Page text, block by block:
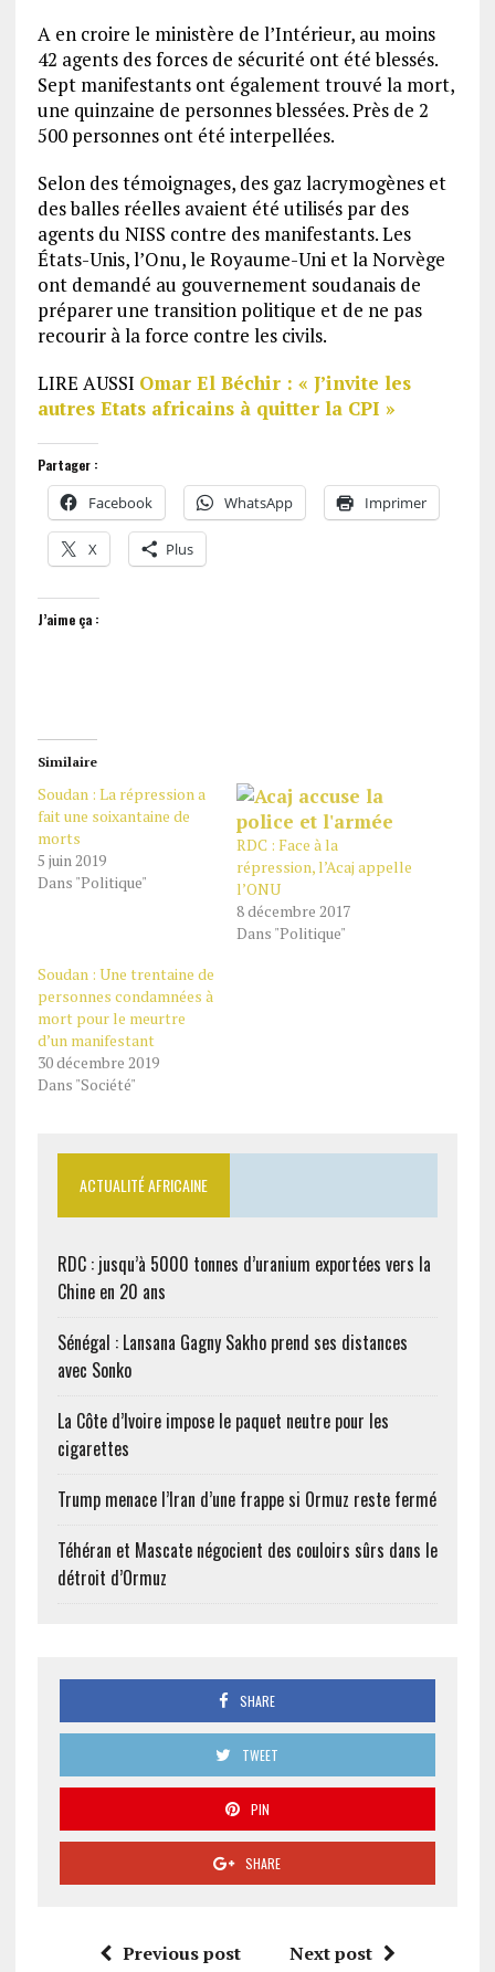
A en croire le ministère de l’Intérieur, au moins
42 agents des forces de sécurité ont été blessés.
Sept manifestants ont également trouvé la mort,
une quinzaine de personnes blessées. Près de 2
500 personnes ont été interpellées.
Selon des témoignages, des gaz lacrymogènes et
des balles réelles avaient été utilisés par des
agents du NISS contre des manifestants. Les
États-Unis, l’Onu, le Royaume-Uni et la Norvège
ont demandé au gouvernement soudanais de
préparer une transition politique et de ne pas
recourir à la force contre les civils.
LIRE AUSSI Omar El Béchir : « J’invite les
autres Etats africains à quitter la CPI »
Partager :
Facebook WhatsApp Imprimer
X Plus
J’aime ça :
Similaire
Soudan : La répression a
fait une soixantaine de
morts
5 juin 2019
Dans "Politique"
RDC : Face à la
répression, l’Acaj appelle
l’ONU
8 décembre 2017
Dans "Politique"
Soudan : Une trentaine de
personnes condamnées à
mort pour le meurtre
d’un manifestant
30 décembre 2019
Dans "Société"
ACTUALITÉ AFRICAINE
RDC : jusqu’à 5000 tonnes d’uranium exportées vers la
Chine en 20 ans
Sénégal : Lansana Gagny Sakho prend ses distances
avec Sonko
La Côte d’Ivoire impose le paquet neutre pour les
cigarettes
Trump menace l’Iran d’une frappe si Ormuz reste fermé
Téhéran et Mascate négocient des couloirs sûrs dans le
détroit d’Ormuz
SHARE
TWEET
PIN
SHARE
Previous post Next post